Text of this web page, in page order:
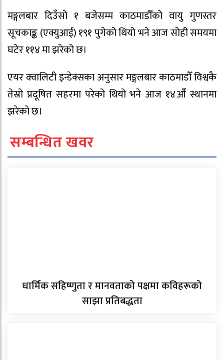
मङ्गलबार दिउँसो १ बजेसम्म काठमाडौँको वायु गुणस्तर
सूचकाङ्क (एक्युआई) १९१ पुगेको थियो भने आज सोही समयमा
घटेर ११४ मा झरेको छ।
एयर क्वालिटी इन्डेक्सका अनुसार मङ्गलबार काठमाडौँ विश्वकै
तेस्रो प्रदूषित सहरमा परेको थियो भने आज १४औँ स्थानमा
झरेको छ।
सम्बन्धित खवर
धार्मिक सहिष्णुता र मानवताको पक्षमा कविहरूको
साझा प्रतिबद्धता